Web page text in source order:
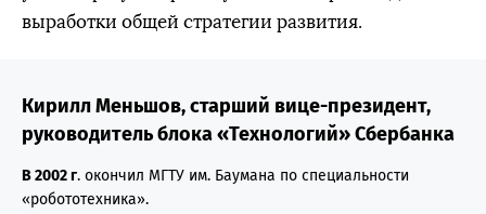
выработки общей стратегии развития.
Кирилл Меньшов, старший вице-президент,
руководитель блока «Технологий» Сбербанка
В 2002 г. окончил МГТУ им. Баумана по специальности
«робототехника».